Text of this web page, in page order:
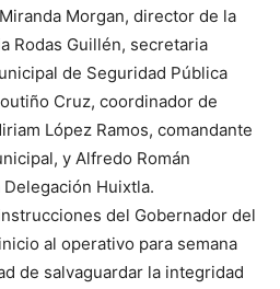
Morgan, director de la
Rodas Guillén, secretaria
de Seguridad Pública
Cruz, coordinador de
López Ramos, comandante
y Alfredo Román
Huixtla.
del Gobernador del
al operativo para semana
de salvaguardar la integridad